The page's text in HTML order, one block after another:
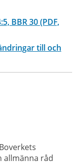
BBR 30 (PDF,
till och
allmänna råd